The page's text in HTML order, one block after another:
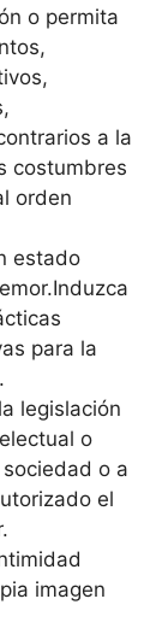
o permita
a la
costumbres
orden
estado
para la
legislación
o
o a
el
imagen